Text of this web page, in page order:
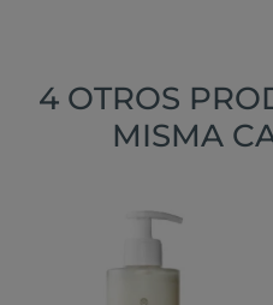
4 OTROS
MISMA